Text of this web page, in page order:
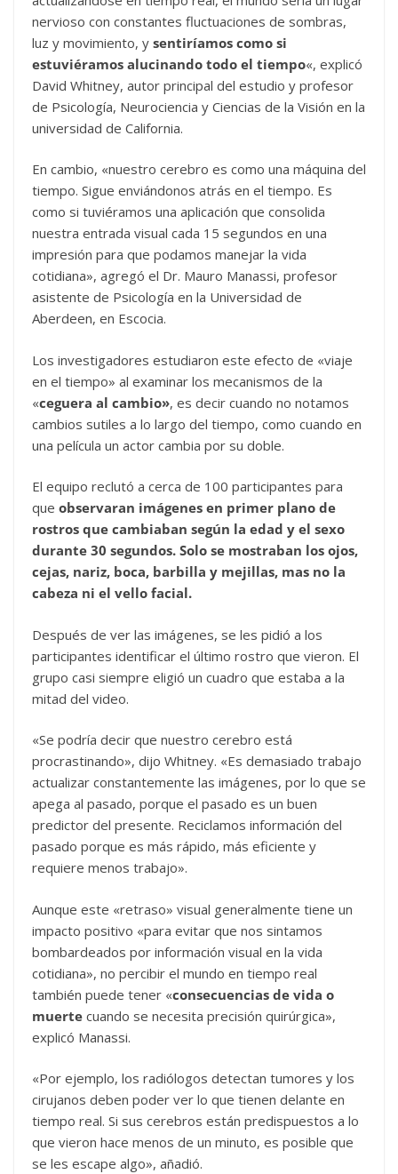
nervioso con constantes fluctuaciones de sombras,
luz y movimiento, y sentiríamos como si
estuviéramos alucinando todo el tiempo«, explicó
David Whitney, autor principal del estudio y profesor
de Psicología, Neurociencia y Ciencias de la Visión en la
universidad de California.
En cambio, «nuestro cerebro es como una máquina del
tiempo. Sigue enviándonos atrás en el tiempo. Es
como si tuviéramos una aplicación que consolida
nuestra entrada visual cada 15 segundos en una
impresión para que podamos manejar la vida
cotidiana», agregó el Dr. Mauro Manassi, profesor
asistente de Psicología en la Universidad de
Aberdeen, en Escocia.
Los investigadores estudiaron este efecto de «viaje
en el tiempo» al examinar los mecanismos de la
«ceguera al cambio», es decir cuando no notamos
cambios sutiles a lo largo del tiempo, como cuando en
una película un actor cambia por su doble.
El equipo reclutó a cerca de 100 participantes para
que observaran imágenes en primer plano de
rostros que cambiaban según la edad y el sexo
durante 30 segundos. Solo se mostraban los ojos,
cejas, nariz, boca, barbilla y mejillas, mas no la
cabeza ni el vello facial.
Después de ver las imágenes, se les pidió a los
participantes identificar el último rostro que vieron. El
grupo casi siempre eligió un cuadro que estaba a la
mitad del video.
«Se podría decir que nuestro cerebro está
procrastinando», dijo Whitney. «Es demasiado trabajo
actualizar constantemente las imágenes, por lo que se
apega al pasado, porque el pasado es un buen
predictor del presente. Reciclamos información del
pasado porque es más rápido, más eficiente y
requiere menos trabajo».
Aunque este «retraso» visual generalmente tiene un
impacto positivo «para evitar que nos sintamos
bombardeados por información visual en la vida
cotidiana», no percibir el mundo en tiempo real
también puede tener «consecuencias de vida o
muerte cuando se necesita precisión quirúrgica»,
explicó Manassi.
«Por ejemplo, los radiólogos detectan tumores y los
cirujanos deben poder ver lo que tienen delante en
tiempo real. Si sus cerebros están predispuestos a lo
que vieron hace menos de un minuto, es posible que
se les escape algo», añadió.